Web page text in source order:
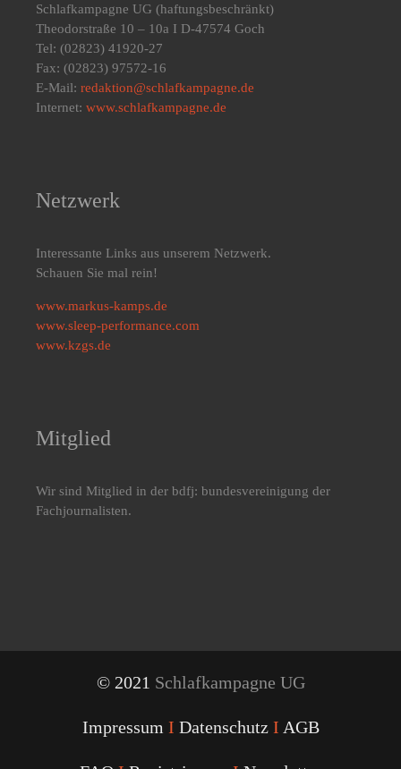
Schlafkampagne UG (haftungsbeschränkt)
Theodorstraße 10 – 10a I D-47574 Goch
Tel: (02823) 41920-27
Fax: (02823) 97572-16
E-Mail: redaktion@schlafkampagne.de
Internet: www.schlafkampagne.de
Netzwerk
Interessante Links aus unserem Netzwerk.
Schauen Sie mal rein!
www.markus-kamps.de
www.sleep-performance.com
www.kzgs.de
Mitglied
Wir sind Mitglied in der bdfj: bundesvereinigung der
Fachjournalisten.
© 2021 Schlafkampagne UG
Impressum I Datenschutz I AGB